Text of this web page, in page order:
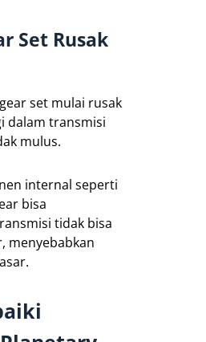
Set Rusak
set mulai rusak
dalam transmisi
mulus.
internal seperti
bisa
tidak bisa
menyebabkan